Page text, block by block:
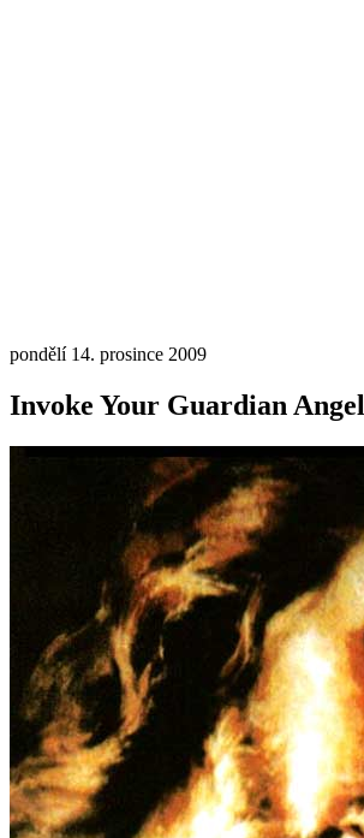
pondělí 14. prosince 2009
Invoke Your Guardian Angel